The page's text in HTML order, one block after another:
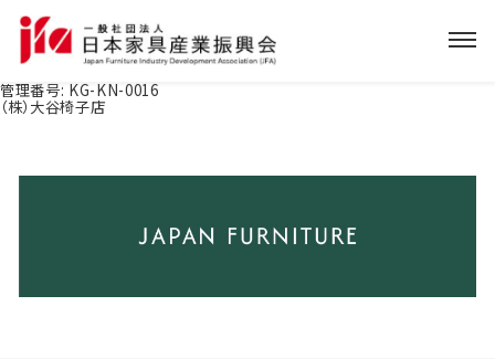
管理番号: KG-KN-0016
（株）大谷椅子店